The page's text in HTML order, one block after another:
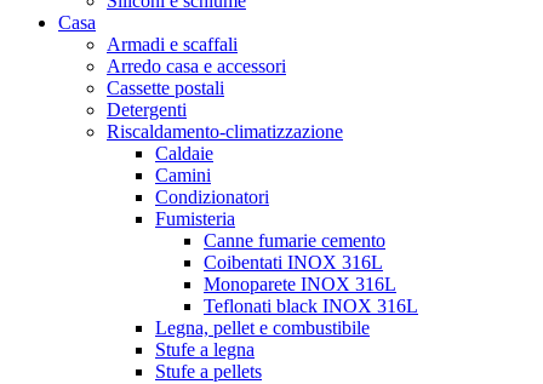
Casa
Armadi e scaffali
Arredo casa e accessori
Cassette postali
Detergenti
Riscaldamento-climatizzazione
Caldaie
Camini
Condizionatori
Fumisteria
Canne fumarie cemento
Coibentati INOX 316L
Monoparete INOX 316L
Teflonati black INOX 316L
Legna, pellet e combustibile
Stufe a legna
Stufe a pellets